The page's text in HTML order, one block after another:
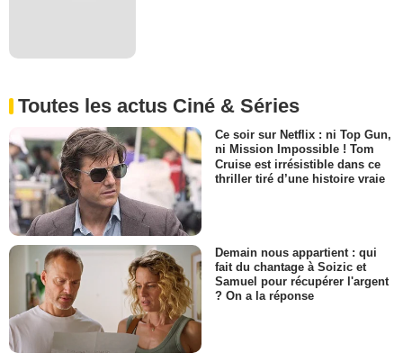
Toutes les actus Ciné & Séries
Ce soir sur Netflix : ni Top Gun,
ni Mission Impossible ! Tom
Cruise est irrésistible dans ce
thriller tiré d’une histoire vraie
Demain nous appartient : qui
fait du chantage à Soizic et
Samuel pour récupérer l'argent
? On a la réponse